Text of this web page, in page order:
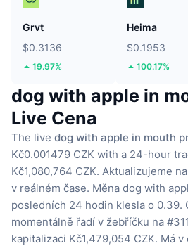
Grvt
$0.3136
19.97%
Heima
$0.1953
100.17%
dog with apple in
Live Cena
The live dog with apple in mouth
Kč0.001479 CZK with a 24-hour
Kč1,080,764 CZK. Aktualizujeme
v reálném čase. Měna dog with
posledních 24 hodin klesla o 0.39.
momentálně řadí v žebříčku na
kapitalizaci Kč1,479,054 CZK. Má v